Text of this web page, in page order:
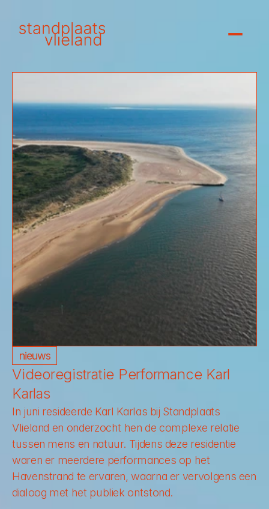
nieuws
Videoregistratie Performance Karl
Karlas
In juni resideerde Karl Karlas bij Standplaats
Vlieland en onderzocht hen de complexe relatie
tussen mens en natuur. Tijdens deze residentie
waren er meerdere performances op het
Havenstrand te ervaren, waarna er vervolgens een
dialoog met het publiek ontstond.